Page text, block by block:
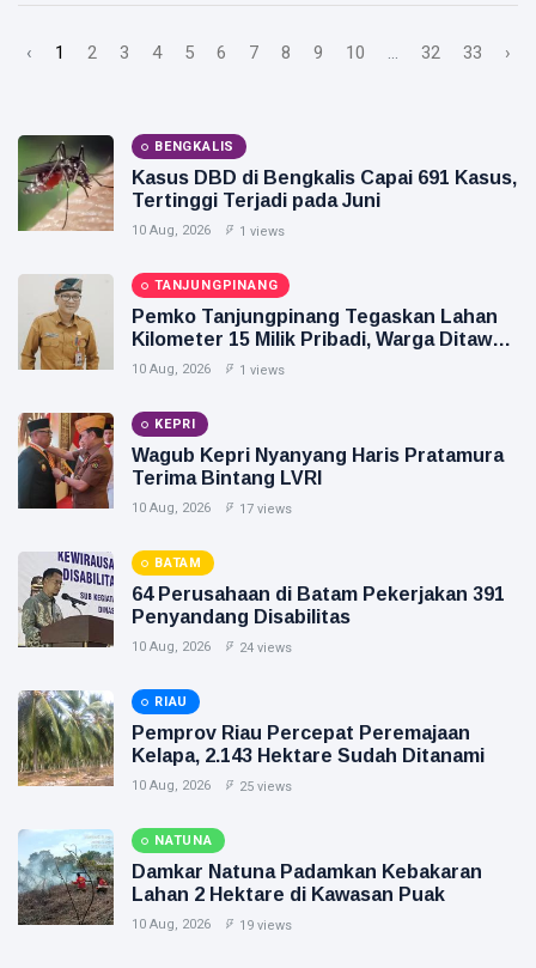
‹ 1 2 3 4 5 6 7 8 9 10 ... 32 33 ›
BENGKALIS
Kasus DBD di Bengkalis Capai 691 Kasus,
Tertinggi Terjadi pada Juni
10 Aug, 2026 1 views
TANJUNGPINANG
Pemko Tanjungpinang Tegaskan Lahan
Kilometer 15 Milik Pribadi, Warga Ditawari
Relokasi
10 Aug, 2026 1 views
KEPRI
Wagub Kepri Nyanyang Haris Pratamura
Terima Bintang LVRI
10 Aug, 2026 17 views
BATAM
64 Perusahaan di Batam Pekerjakan 391
Penyandang Disabilitas
10 Aug, 2026 24 views
RIAU
Pemprov Riau Percepat Peremajaan
Kelapa, 2.143 Hektare Sudah Ditanami
10 Aug, 2026 25 views
NATUNA
Damkar Natuna Padamkan Kebakaran
Lahan 2 Hektare di Kawasan Puak
10 Aug, 2026 19 views